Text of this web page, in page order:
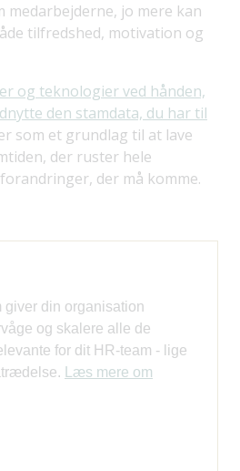
medarbejderne, jo mere kan
tilfredshed, motivation og
og teknologier ved hånden,
den stamdata, du har til
som et grundlag til at lave
der ruster hele
der må komme.
giver din organisation
og skalere alle de
for dit HR-team - lige
Læs mere om